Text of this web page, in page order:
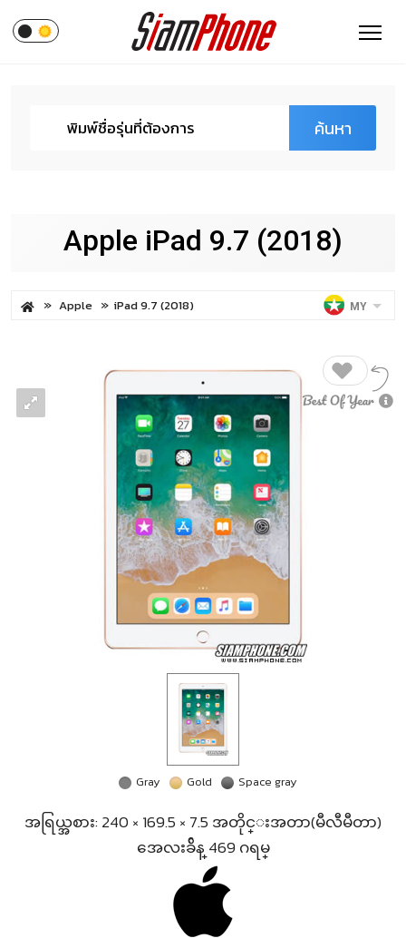
ค้นหา
Apple iPad 9.7 (2018)
Apple iPad 9.7 (2018) MY
Gray Gold Space gray
အရြယ္အစား: 240 × 169.5 × 7.5 အတိုင္းအတာ(မီလီမီတာ)
အေလးခ်ိန္ 469 ဂရမ္